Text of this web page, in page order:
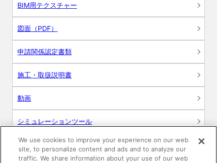
BIM用テクスチャー
図面（PDF）
申請関係認定書類
施工・取扱説明書
動画
シミュレーションツール
24時間換気システム〈エアスマート〉
簡易設計見積ソフト
We use cookies to improve your experience on our web
site, to personalize content and ads and to analyze our
traffic. We share information about your use of our web